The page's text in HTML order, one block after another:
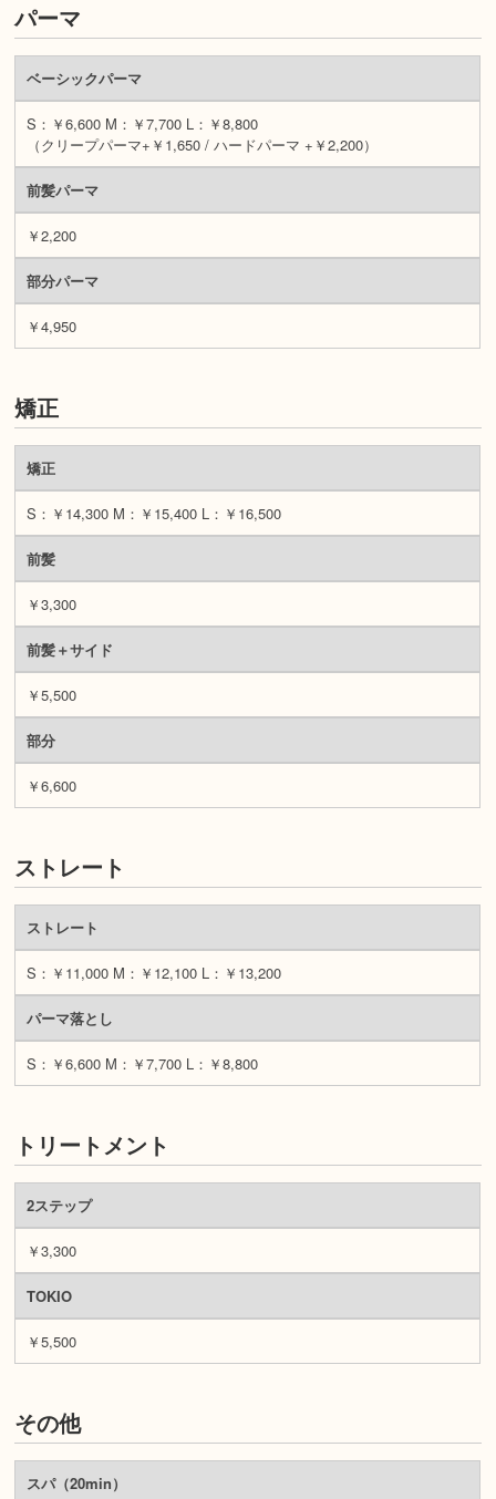
パーマ
ベーシックパーマ
S：￥6,600 M：￥7,700 L：￥8,800
（クリープパーマ+￥1,650 / ハードパーマ +￥2,200）
前髪パーマ
￥2,200
部分パーマ
￥4,950
矯正
矯正
S：￥14,300 M：￥15,400 L：￥16,500
前髪
￥3,300
前髪＋サイド
￥5,500
部分
￥6,600
ストレート
ストレート
S：￥11,000 M：￥12,100 L：￥13,200
パーマ落とし
S：￥6,600 M：￥7,700 L：￥8,800
トリートメント
2ステップ
￥3,300
TOKIO
￥5,500
その他
スパ（20min）